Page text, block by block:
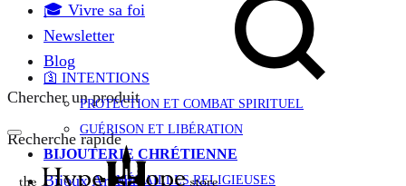
🎓 Vivre sa foi
Newsletter
Blog
Chercher un produit
Recherche rapide
Bijoux Argent
🛐 INTENTIONS
PROTECTION ET COMBAT SPIRITUEL
GUÉRISON ET LIBÉRATION
BIJOUTERIE CHRÉTIENNE
MÉDAILLES RELIGIEUSES